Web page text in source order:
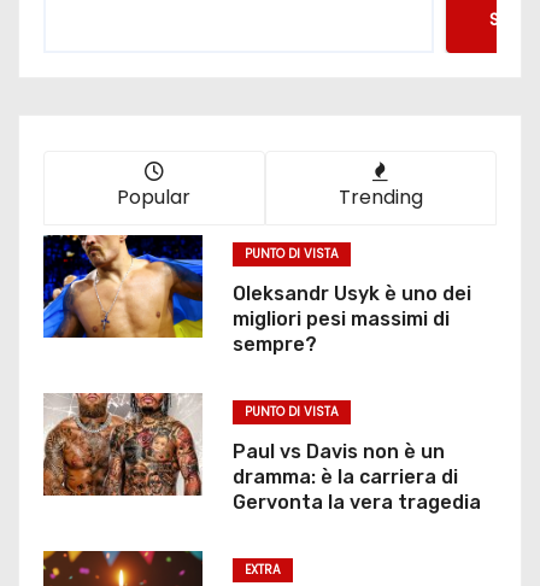
Popular Trending
PUNTO DI VISTA
Oleksandr Usyk è uno dei
migliori pesi massimi di
sempre?
PUNTO DI VISTA
Paul vs Davis non è un
dramma: è la carriera di
Gervonta la vera tragedia
EXTRA